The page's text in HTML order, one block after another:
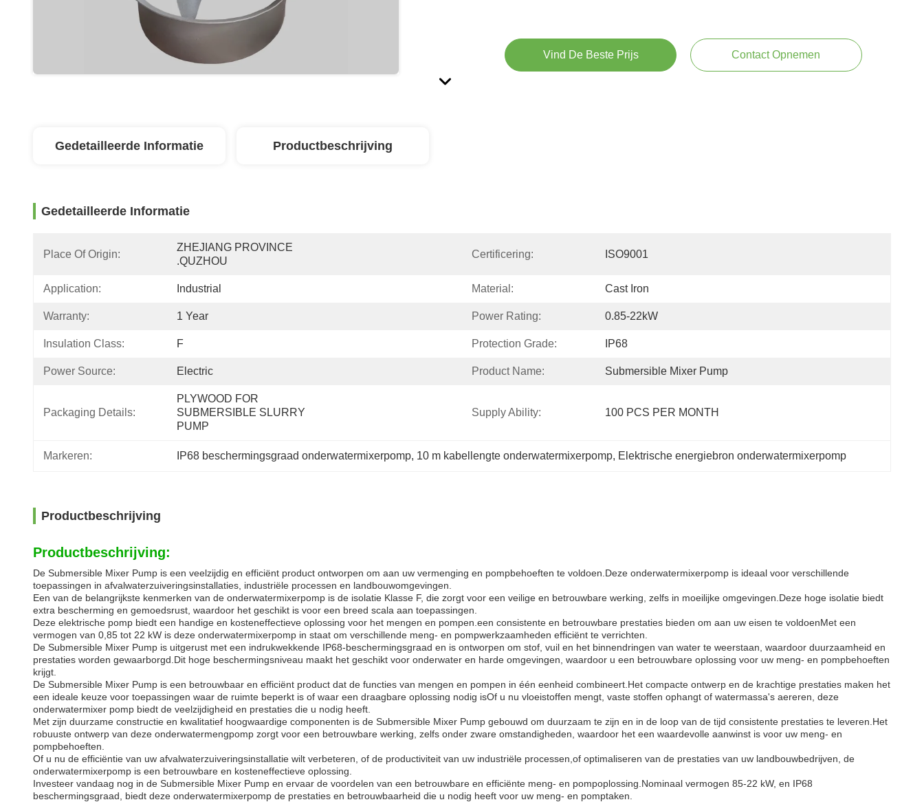
Vind De Beste Prijs Contact Opnemen
Gedetailleerde Informatie Productbeschrijving
Gedetailleerde Informatie
Place Of Origin:
ZHEJIANG PROVINCE
.QUZHOU
Certificering: ISO9001
Application: Industrial Material: Cast Iron
Warranty: 1 Year Power Rating: 0.85-22kW
Insulation Class: F Protection Grade: IP68
Power Source: Electric Product Name: Submersible Mixer Pump
Packaging Details:
PLYWOOD FOR
SUBMERSIBLE SLURRY
PUMP
Supply Ability: 100 PCS PER MONTH
Markeren: IP68 beschermingsgraad onderwatermixerpomp, 10 m kabellengte onderwatermixerpomp, Elektrische energiebron onderwatermixerpomp
Productbeschrijving
Productbeschrijving:
De Submersible Mixer Pump is een veelzijdig en efficiënt product ontworpen om aan uw vermenging en pompbehoeften te voldoen.Deze onderwatermixerpomp is ideaal voor verschillende
toepassingen in afvalwaterzuiveringsinstallaties, industriële processen en landbouwomgevingen.
Een van de belangrijkste kenmerken van de onderwatermixerpomp is de isolatie Klasse F, die zorgt voor een veilige en betrouwbare werking, zelfs in moeilijke omgevingen.Deze hoge isolatie biedt
extra bescherming en gemoedsrust, waardoor het geschikt is voor een breed scala aan toepassingen.
Deze elektrische pomp biedt een handige en kosteneffectieve oplossing voor het mengen en pompen.een consistente en betrouwbare prestaties bieden om aan uw eisen te voldoenMet een
vermogen van 0,85 tot 22 kW is deze onderwatermixerpomp in staat om verschillende meng- en pompwerkzaamheden efficiënt te verrichten.
De Submersible Mixer Pump is uitgerust met een indrukwekkende IP68-beschermingsgraad en is ontworpen om stof, vuil en het binnendringen van water te weerstaan, waardoor duurzaamheid en
prestaties worden gewaarborgd.Dit hoge beschermingsniveau maakt het geschikt voor onderwater en harde omgevingen, waardoor u een betrouwbare oplossing voor uw meng- en pompbehoeften
krijgt.
De Submersible Mixer Pump is een betrouwbaar en efficiënt product dat de functies van mengen en pompen in één eenheid combineert.Het compacte ontwerp en de krachtige prestaties maken het
een ideale keuze voor toepassingen waar de ruimte beperkt is of waar een draagbare oplossing nodig isOf u nu vloeistoffen mengt, vaste stoffen ophangt of watermassa's aereren, deze
onderwatermixer pomp biedt de veelzijdigheid en prestaties die u nodig heeft.
Met zijn duurzame constructie en kwalitatief hoogwaardige componenten is de Submersible Mixer Pump gebouwd om duurzaam te zijn en in de loop van de tijd consistente prestaties te leveren.Het
robuuste ontwerp van deze onderwatermengpomp zorgt voor een betrouwbare werking, zelfs onder zware omstandigheden, waardoor het een waardevolle aanwinst is voor uw meng- en
pompbehoeften.
Of u nu de efficiëntie van uw afvalwaterzuiveringsinstallatie wilt verbeteren, of de productiviteit van uw industriële processen,of optimaliseren van de prestaties van uw landbouwbedrijven, de
onderwatermixerpomp is een betrouwbare en kosteneffectieve oplossing.
Investeer vandaag nog in de Submersible Mixer Pump en ervaar de voordelen van een betrouwbare en efficiënte meng- en pompoplossing.Nominaal vermogen 85-22 kW, en IP68
beschermingsgraad, biedt deze onderwatermixerpomp de prestaties en betrouwbaarheid die u nodig heeft voor uw meng- en pomptaken.